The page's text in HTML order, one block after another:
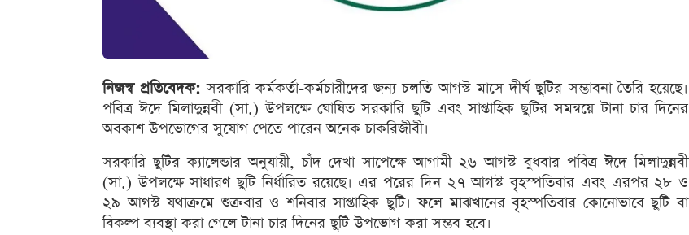
নিজস্ব প্রতিবেদক: সরকারি কর্মকর্তা-কর্মচারীদের জন্য চলতি আগস্ট মাসে দীর্ঘ ছুটির সম্ভাবনা তৈরি হয়েছে।
পবিত্র ঈদে মিলাদুন্নবী (সা.) উপলক্ষে ঘোষিত সরকারি ছুটি এবং সাপ্তাহিক ছুটির সমন্বয়ে টানা চার দিনের
অবকাশ উপভোগের সুযোগ পেতে পারেন অনেক চাকরিজীবী।
সরকারি ছুটির ক্যালেন্ডার অনুযায়ী, চাঁদ দেখা সাপেক্ষে আগামী ২৬ আগস্ট বুধবার পবিত্র ঈদে মিলাদুন্নবী
(সা.) উপলক্ষে সাধারণ ছুটি নির্ধারিত রয়েছে। এর পরের দিন ২৭ আগস্ট বৃহস্পতিবার এবং এরপর ২৮ ও
২৯ আগস্ট যথাক্রমে শুক্রবার ও শনিবার সাপ্তাহিক ছুটি। ফলে মাঝখানের বৃহস্পতিবার কোনোভাবে ছুটি বা
বিকল্প ব্যবস্থা করা গেলে টানা চার দিনের ছুটি উপভোগ করা সম্ভব হবে।